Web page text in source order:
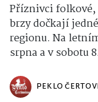
Příznivci folkové,
brzy dočkají
regionu. Na
srpna a v sobotu
PEKLO